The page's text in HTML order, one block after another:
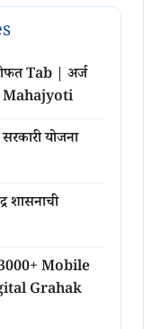
मोफत Tab | अर्ज
| Mahajyoti
योजना
शासनाची
Mobile
Grahak